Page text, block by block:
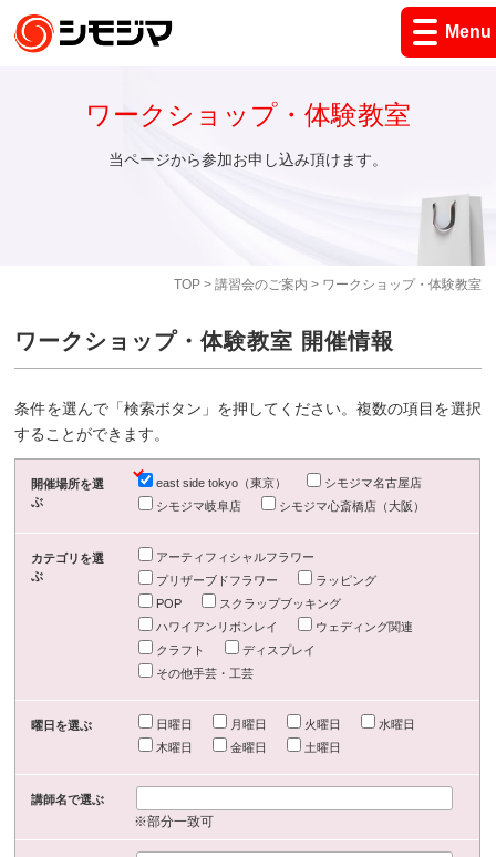
Menu
TOP> 講習会のご案内 > ワークショップ・体験教室
ワークショップ・体験教室
当ページから参加お申し込み頂けます。
ワークショップ・体験教室 開催情報
条件を選んで「検索ボタン」を押してください。複数の項目を選択
することができます。
開催場所を選
ぶ
east side tokyo（東京）
シモジマ名古屋店
シモジマ岐阜店
シモジマ心斎橋店（大阪）
カテゴリを選
ぶ
アーティフィシャルフラワー
プリザーブドフラワー
ラッピング
POP
スクラップブッキング
ハワイアンリボンレイ
ウェディング関連
クラフト
ディスプレイ
その他手芸・工芸
曜日を選ぶ 日曜日 月曜日 火曜日
水曜日
木曜日
金曜日 土曜日
講師名で選ぶ
※部分一致可